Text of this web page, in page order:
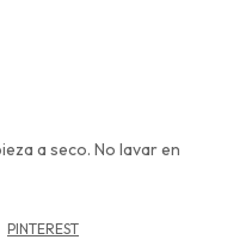
a seco. No lavar en
PINTEREST